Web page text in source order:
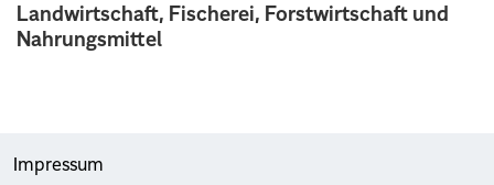
Landwirtschaft, Fischerei, Forstwirtschaft und
Nahrungsmittel
Impressum